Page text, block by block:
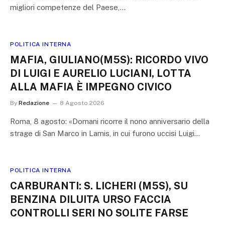
migliori competenze del Paese,…
POLITICA INTERNA
MAFIA, GIULIANO(M5S): RICORDO VIVO
DI LUIGI E AURELIO LUCIANI, LOTTA
ALLA MAFIA È IMPEGNO CIVICO
By Redazione 8 Agosto 2026
Roma, 8 agosto: «Domani ricorre il nono anniversario della
strage di San Marco in Lamis, in cui furono uccisi Luigi…
POLITICA INTERNA
CARBURANTI: S. LICHERI (M5S), SU
BENZINA DILUITA URSO FACCIA
CONTROLLI SERI NO SOLITE FARSE